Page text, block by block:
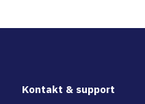
Kontakt & support